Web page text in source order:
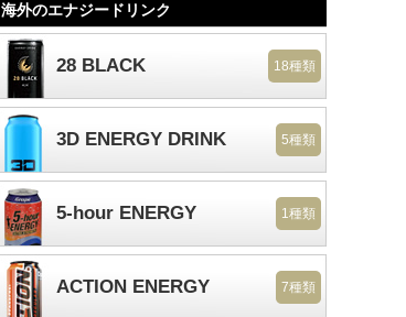
海外のエナジードリンク
28 BLACK 18種類
3D ENERGY DRINK 5種類
5-hour ENERGY 1種類
ACTION ENERGY 7種類